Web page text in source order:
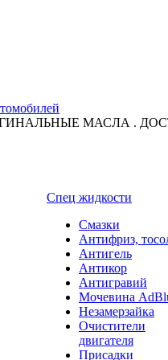
МАСЛА .
Спец жидкости
Смазки
Антифриз,
Антигель
Антикор
Антигравий
Мочевина
Незамерзайка
Очистители
двигателя
Присадки